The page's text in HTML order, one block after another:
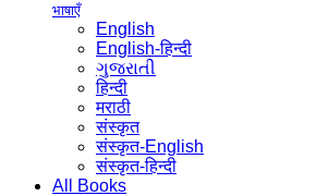
भाषाएँ
English
English-हिन्दी
ગુજરાતી
हिन्दी
मराठी
संस्कृत
संस्कृत-English
संस्कृत-हिन्दी
All Books